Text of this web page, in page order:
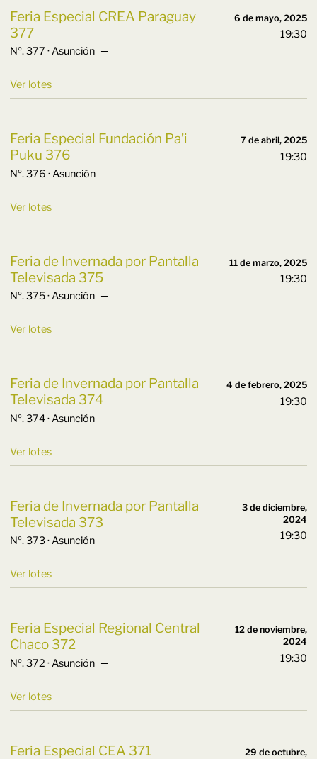
Feria Especial CREA Paraguay
377
Nº. 377 · Asunción ─
Ver lotes
6 de mayo, 2025
19:30
Feria Especial Fundación Pa’i
Puku 376
Nº. 376 · Asunción ─
Ver lotes
7 de abril, 2025
19:30
Feria de Invernada por Pantalla
Televisada 375
Nº. 375 · Asunción ─
Ver lotes
11 de marzo, 2025
19:30
Feria de Invernada por Pantalla
Televisada 374
Nº. 374 · Asunción ─
Ver lotes
4 de febrero, 2025
19:30
Feria de Invernada por Pantalla
Televisada 373
Nº. 373 · Asunción ─
Ver lotes
3 de diciembre,
2024
19:30
Feria Especial Regional Central
Chaco 372
Nº. 372 · Asunción ─
Ver lotes
12 de noviembre,
2024
19:30
Feria Especial CEA 371
29 de octubre,